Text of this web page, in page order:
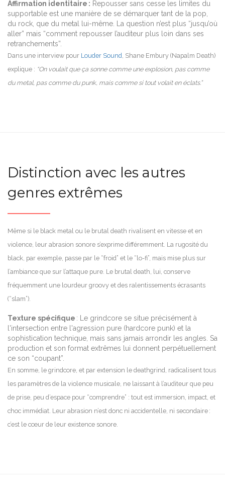
Affirmation identitaire : Repousser sans cesse les limites du
supportable est une manière de se démarquer tant de la pop,
du rock, que du metal lui-même. La question n’est plus “jusqu’où
aller” mais “comment repousser l’auditeur plus loin dans ses
retranchements”.
Dans une interview pour Louder Sound , Shane Embury (Napalm Death)
explique : “On voulait que ça sonne comme une explosion, pas comme
du metal, pas comme du punk, mais comme si tout volait en éclats.”
Distinction avec les autres
genres extrêmes
Même si le black metal ou le brutal death rivalisent en vitesse et en
violence, leur abrasion sonore s’exprime différemment. La rugosité du
black, par exemple, passe par le “froid” et le “lo-fi”, mais mise plus sur
l’ambiance que sur l’attaque pure. Le brutal death, lui, conserve
fréquemment une lourdeur groovy et des ralentissements écrasants
(“slam”).
Texture spécifique : Le grindcore se situe précisément à
l'intersection entre l'agression pure (hardcore punk) et la
sophistication technique, mais sans jamais arrondir les angles. Sa
production et son format extrêmes lui donnent perpétuellement
ce son “coupant”.
En somme, le grindcore, et par extension le deathgrind, radicalisent tous
les paramètres de la violence musicale, ne laissant à l’auditeur que peu
de prise, peu d’espace pour “comprendre” : tout est immersion, impact, et
choc immédiat. Leur abrasion n’est donc ni accidentelle, ni secondaire :
c’est le cœur de leur existence sonore.